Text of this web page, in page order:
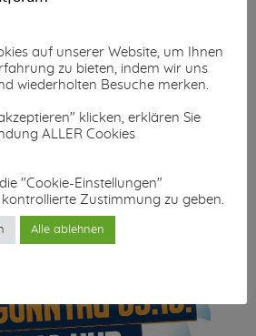
auf unserer Website, um Ihnen
zu bieten, indem wir uns
wiederholten Besuche merken.
klicken, erklären Sie
ALLER Cookies
"Cookie-Einstellungen"
Zustimmung zu geben.
Alle ablehnen